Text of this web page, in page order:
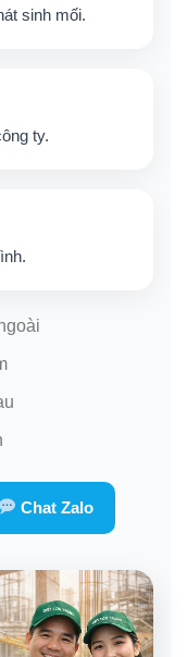
sinh mối.
ty.
Chat Zalo